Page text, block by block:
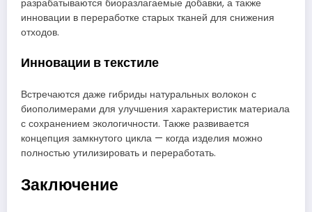
разрабатываются биоразлагаемые добавки, а также
инновации в переработке старых тканей для снижения
отходов.
Инновации в текстиле
Встречаются даже гибриды натуральных волокон с
биополимерами для улучшения характеристик материала
с сохранением экологичности. Также развивается
концепция замкнутого цикла — когда изделия можно
полностью утилизировать и переработать.
Заключение